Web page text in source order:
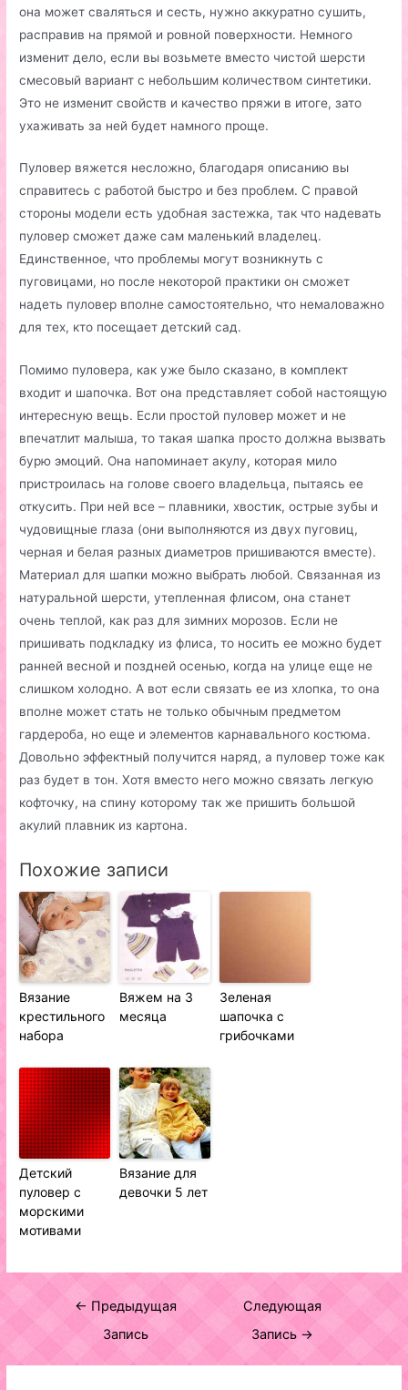
она может сваляться и сесть, нужно аккуратно сушить,
расправив на прямой и ровной поверхности. Немного
изменит дело, если вы возьмете вместо чистой шерсти
смесовый вариант с небольшим количеством синтетики.
Это не изменит свойств и качество пряжи в итоге, зато
ухаживать за ней будет намного проще.
Пуловер вяжется несложно, благодаря описанию вы
справитесь с работой быстро и без проблем. С правой
стороны модели есть удобная застежка, так что надевать
пуловер сможет даже сам маленький владелец.
Единственное, что проблемы могут возникнуть с
пуговицами, но после некоторой практики он сможет
надеть пуловер вполне самостоятельно, что немаловажно
для тех, кто посещает детский сад.
Помимо пуловера, как уже было сказано, в комплект
входит и шапочка. Вот она представляет собой настоящую
интересную вещь. Если простой пуловер может и не
впечатлит малыша, то такая шапка просто должна вызвать
бурю эмоций. Она напоминает акулу, которая мило
пристроилась на голове своего владельца, пытаясь ее
откусить. При ней все – плавники, хвостик, острые зубы и
чудовищные глаза (они выполняются из двух пуговиц,
черная и белая разных диаметров пришиваются вместе).
Материал для шапки можно выбрать любой. Связанная из
натуральной шерсти, утепленная флисом, она станет
очень теплой, как раз для зимних морозов. Если не
пришивать подкладку из флиса, то носить ее можно будет
ранней весной и поздней осенью, когда на улице еще не
слишком холодно. А вот если связать ее из хлопка, то она
вполне может стать не только обычным предметом
гардероба, но еще и элементов карнавального костюма.
Довольно эффектный получится наряд, а пуловер тоже как
раз будет в тон. Хотя вместо него можно связать легкую
кофточку, на спину которому так же пришить большой
акулий плавник из картона.
Похожие записи
Вязание
крестильного
набора
Вяжем на 3
месяца
Зеленая
шапочка с
грибочками
Детский
пуловер с
морскими
мотивами
Вязание для
девочки 5 лет
Навигация
← Предыдущая
Запись
Следующая
Запись →